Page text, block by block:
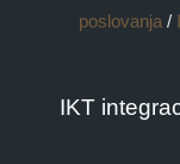
poslovanja /
IKT